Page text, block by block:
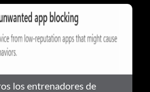
los entrenadores de